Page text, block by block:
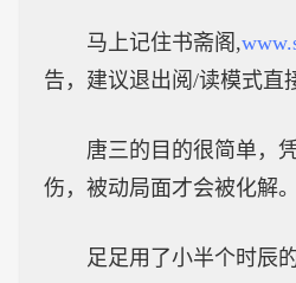
马上记住书斋阁,
告，建议退出阅/读模式直
唐三的目的很简单，
伤，被动局面才会被化解。
足足用了小半个时辰